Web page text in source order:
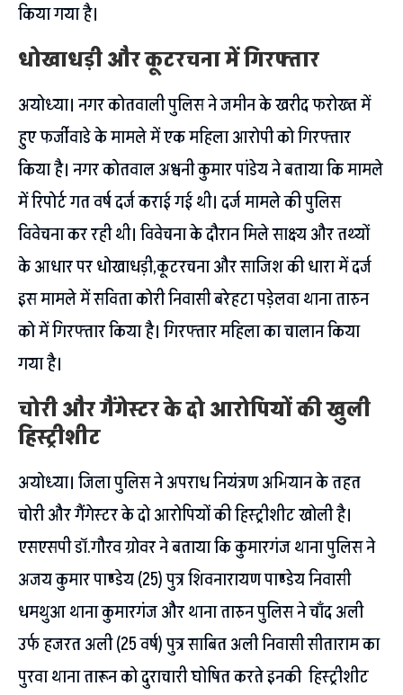
किया गया है।
धोखाधड़ी और कूटरचना में गिरफ्तार
अयोध्या। नगर कोतवाली पुलिस ने जमीन के खरीद फरोख्त में
हुए फर्जीवाडे के मामले में एक महिला आरोपी को गिरफ्तार
किया है। नगर कोतवाल अश्वनी कुमार पांडेय ने बताया कि मामले
में रिपोर्ट गत वर्ष दर्ज कराई गई थी। दर्ज मामले की पुलिस
विवेचना कर रही थी। विवेचना के दौरान मिले साक्ष्य और तथ्यों
के आधार पर धोखाधड़ी,कूटरचना और साजिश की धारा में दर्ज
इस मामले में सविता कोरी निवासी बरेहटा पड़ेलवा थाना तारुन
को में गिरफ्तार किया है। गिरफ्तार महिला का चालान किया
गया है।
चोरी और गैंगेस्टर के दो आरोपियों की खुली
हिस्ट्रीशीट
अयोध्या। जिला पुलिस ने अपराध नियंत्रण अभियान के तहत
चोरी और गैंगेस्टर के दो आरोपियों की हिस्ट्रीशीट खोली है।
एसएसपी डॉ.गौरव ग्रोवर ने बताया कि कुमारगंज थाना पुलिस ने
अजय कुमार पाण्डेय (25) पुत्र शिवनारायण पाण्डेय निवासी
धमथुआ थाना कुमारगंज और थाना तारुन पुलिस ने चाँद अली
उर्फ हजरत अली (25 वर्ष) पुत्र साबित अली निवासी सीताराम का
पुरवा थाना तारून को दुराचारी घोषित करते इनकी हिस्ट्रीशीट